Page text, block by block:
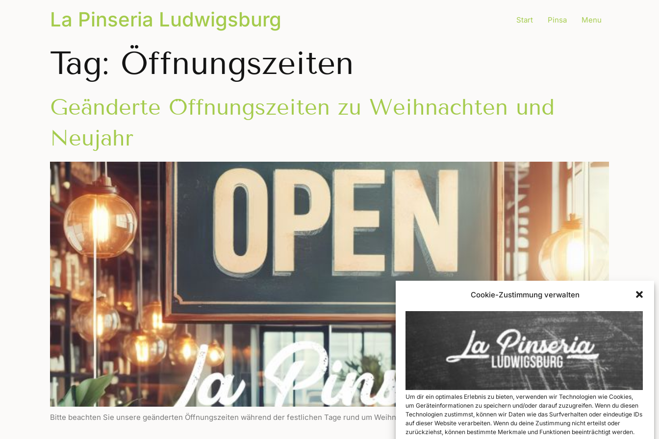
Cookie-Zustimmung verwalten
Um dir ein optimales Erlebnis zu bieten, verwenden wir Technologien wie Cookies,
um Geräteinformationen zu speichern und/oder darauf zuzugreifen. Wenn du diesen
Technologien zustimmst, können wir Daten wie das Surfverhalten oder eindeutige IDs
auf dieser Website verarbeiten. Wenn du deine Zustimmung nicht erteilst oder
zurückziehst, können bestimmte Merkmale und Funktionen beeinträchtigt werden.
La Pinseria Ludwigsburg Start Pinsa Menu
Tag: Öffnungszeiten
Geänderte Öffnungszeiten zu Weihnachten und
Neujahr
Bitte beachten Sie unsere geänderten Öffnungszeiten während der festlichen Tage rund um Weihnachten und Silvester (Neujahr).